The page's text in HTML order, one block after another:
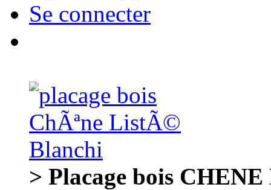
Se connecter
> Placage bois